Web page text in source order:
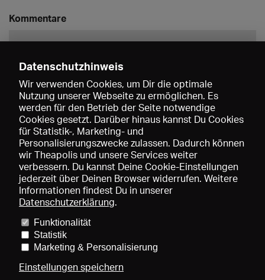
Kommentare
Speichern
Preise und Mitgliedschaften
Mediadaten
Über uns Impressum
Datenschutzhinweis
Wir verwenden Cookies, um Dir die optimale
Nutzung unserer Webseite zu ermöglichen. Es
werden für den Betrieb der Seite notwendige
Cookies gesetzt. Darüber hinaus kannst Du Cookies
für Statistik-, Marketing- und
Personalisierungszwecke zulassen. Dadurch können
wir Theapolis und unsere Services weiter
verbessern. Du kannst Deine Cookie-Einstellungen
jederzeit über Deinen Browser widerrufen. Weitere
Informationen findest Du in unserer
Datenschutzerklärung.
Funktionalität
Statistik
Marketing & Personalisierung
Einstellungen speichern